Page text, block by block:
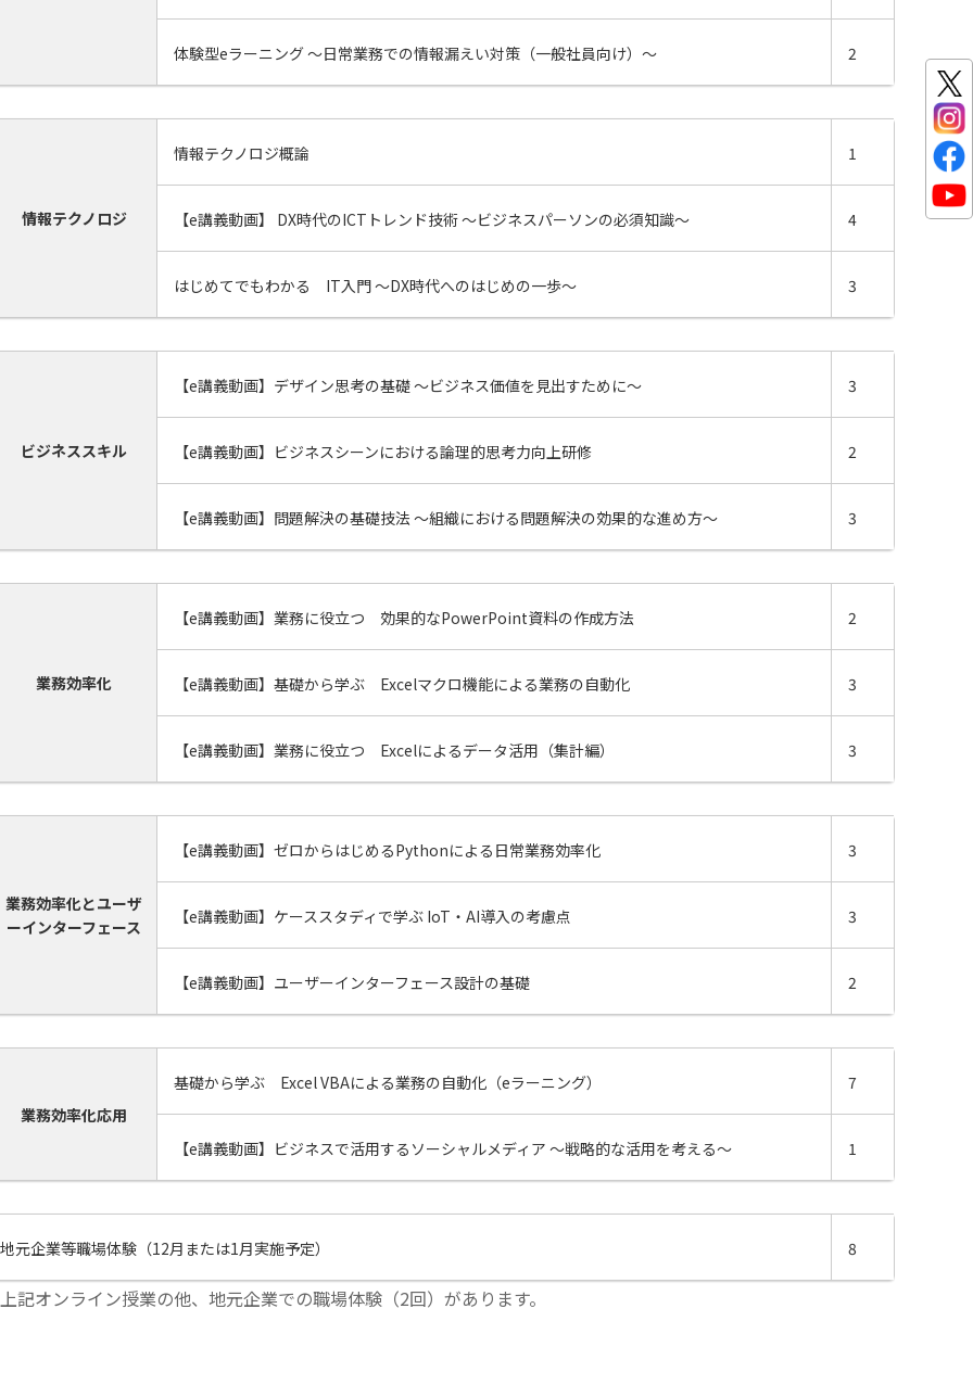
体験型eラーニング ～日常業務での情報漏えい対策（一般社員向け）～ 2
情報テクノロジ
情報テクノロジ概論 1
【e講義動画】 DX時代のICTトレンド技術 ～ビジネスパーソンの必須知識～ 4
はじめてでもわかる IT⼊門 ～DX時代へのはじめの⼀歩～ 3
ビジネススキル
【e講義動画】デザイン思考の基礎 ～ビジネス価値を⾒出すために～ 3
【e講義動画】ビジネスシーンにおける論理的思考力向上研修 2
【e講義動画】問題解決の基礎技法 ～組織における問題解決の効果的な進め方～ 3
業務効率化
【e講義動画】業務に役立つ 効果的なPowerPoint資料の作成方法 2
【e講義動画】基礎から学ぶ Excelマクロ機能による業務の⾃動化 3
【e講義動画】業務に役立つ Excelによるデータ活⽤（集計編） 3
業務効率化とユーザ
ーインターフェース
【e講義動画】ゼロからはじめるPythonによる日常業務効率化 3
【e講義動画】ケーススタディで学ぶ IoT・AI導入の考慮点 3
【e講義動画】ユーザーインターフェース設計の基礎 2
業務効率化応用
基礎から学ぶ Excel VBAによる業務の自動化（eラーニング） 7
【e講義動画】ビジネスで活用するソーシャルメディア ～戦略的な活用を考える～ 1
地元企業等職場体験（12月または1月実施予定） 8
記オンライン授業の他、地元企業での職場体験（2回）があります。